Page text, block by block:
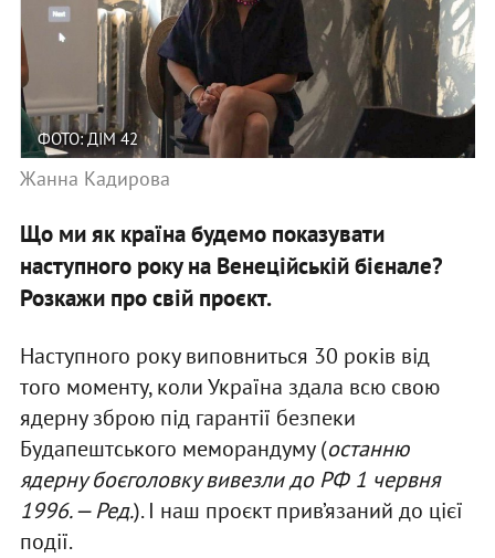
ФОТО: ДІМ 42
Жанна Кадирова
Що ми як країна будемо показувати
наступного року на Венеційській бієнале?
Розкажи про свій проєкт.
Наступного року виповниться 30 років від
того моменту, коли Україна здала всю свою
ядерну зброю під гарантії безпеки
Будапештського меморандуму (останню
ядерну боєголовку вивезли до РФ 1 червня
1996. — Ред.). І наш проєкт прив’язаний до цієї
події.